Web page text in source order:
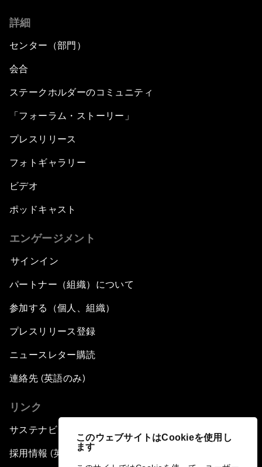
このウェブサイトはCookieを使用し
ます
詳細
センター（部門）
会合
ステークホルダーのコミュニティ
「フォーラム・ストーリー」
プレスリリース
フォトギャラリー
ビデオ
ポッドキャスト
エンゲージメント
サインイン
パートナー（組織）について
参加する（個人、組織）
プレスリリース登録
ニュースレター購読
連絡先 (英語のみ)
リンク
サステナビリティへの取り組み
採用情報 (英語のみ)